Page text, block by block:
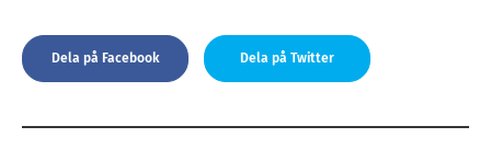
Dela på Facebook Dela på Twitter